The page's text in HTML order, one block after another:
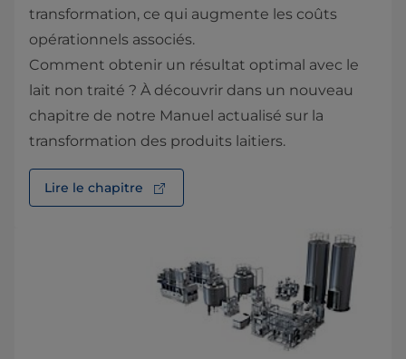
transformation, ce qui augmente les coûts
opérationnels associés.
Comment obtenir un résultat optimal avec le
lait non traité ? À découvrir dans un nouveau
chapitre de notre Manuel actualisé sur la
transformation des produits laitiers.
Lire le chapitre